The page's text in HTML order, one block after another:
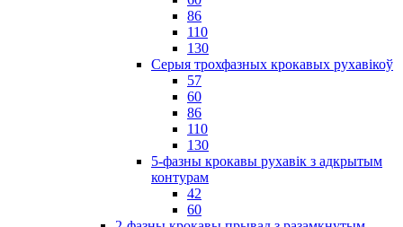
86
110
130
Серыя трохфазных крокавых рухавікоў
57
60
86
110
130
5-фазны крокавы рухавік з адкрытым
контурам
42
60